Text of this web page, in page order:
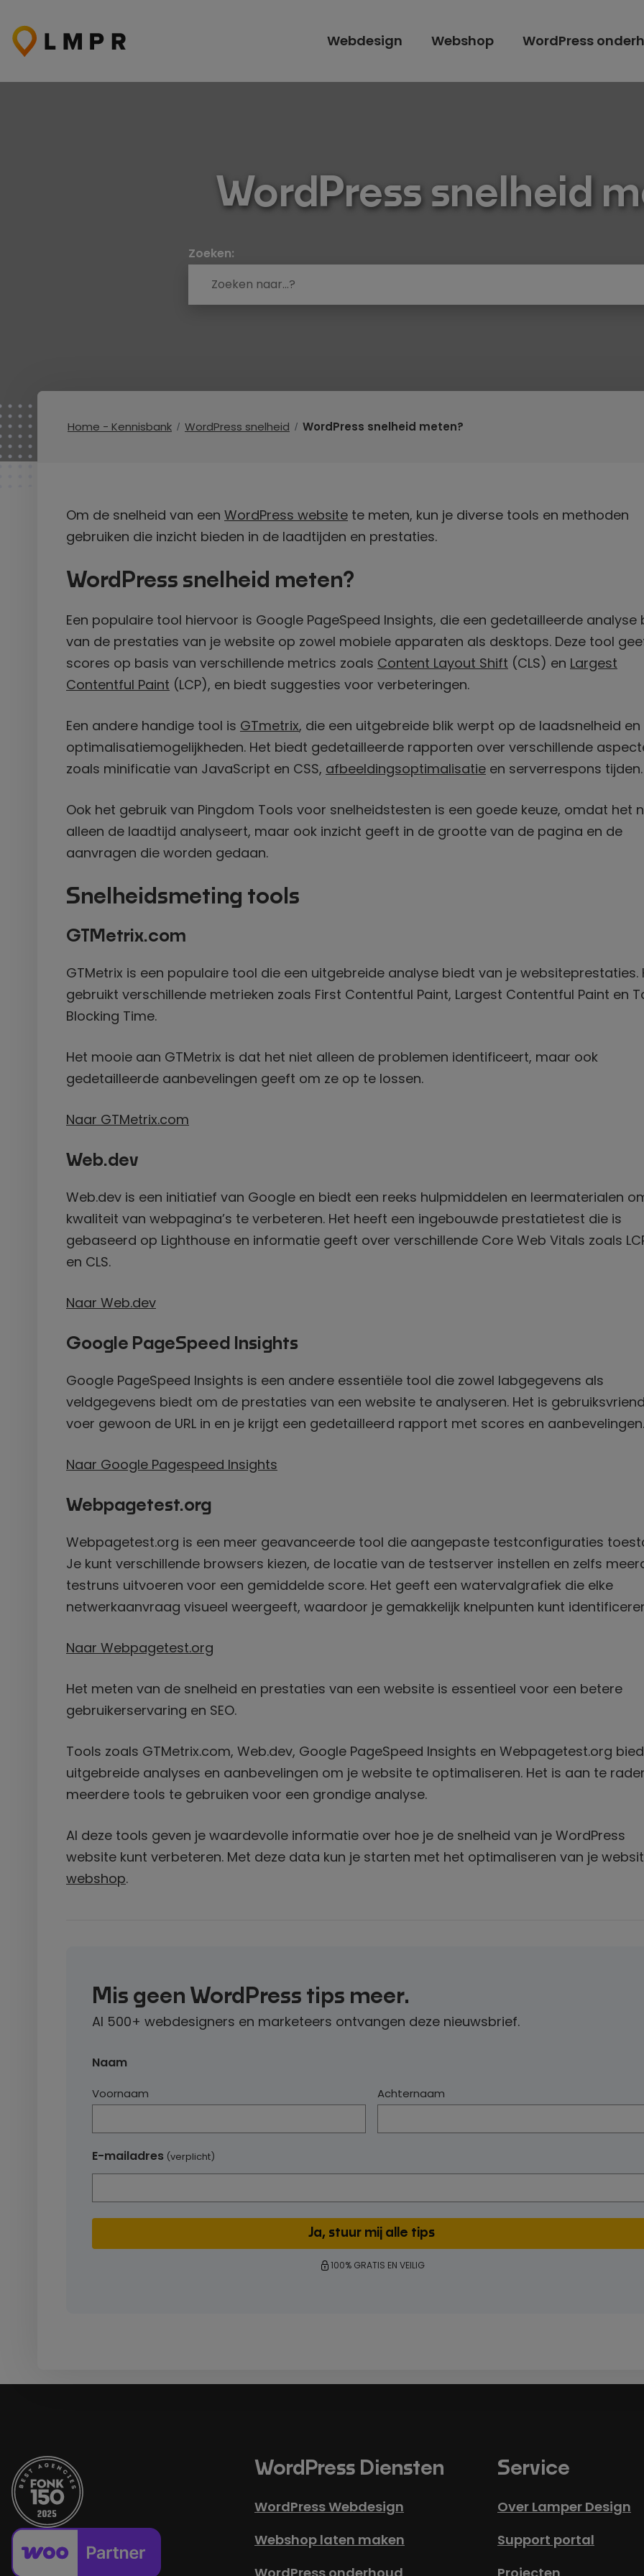
naar
de
Webdesign Webshop WordPress
WordPress snelheid
Zoeken:
Home - Kennisbank WordPress snelheid WordPress snelheid meten?
Om de snelheid van een WordPress website te meten, kun je diverse tools en methoden
gebruiken die inzicht bieden in de laadtijden en prestaties.
WordPress snelheid meten?
Een populaire tool hiervoor is Google PageSpeed Insights, die een gedetailleerde analyse
van de prestaties van je website op zowel mobiele apparaten als desktops. Deze tool
scores op basis van verschillende metrics zoals Content Layout Shift (CLS) en Largest
Contentful Paint (LCP), en biedt suggesties voor verbeteringen.
Een andere handige tool is GTmetrix, die een uitgebreide blik werpt op de laadsnelheid en
optimalisatiemogelijkheden. Het biedt gedetailleerde rapporten over verschillende
zoals minificatie van JavaScript en CSS, afbeeldingsoptimalisatie en serverrespons tijden.
Ook het gebruik van Pingdom Tools voor snelheidstesten is een goede keuze, omdat het
alleen de laadtijd analyseert, maar ook inzicht geeft in de grootte van de pagina en de
aanvragen die worden gedaan.
Snelheidsmeting tools
GTMetrix.com
GTMetrix is een populaire tool die een uitgebreide analyse biedt van je websiteprestaties.
gebruikt verschillende metrieken zoals First Contentful Paint, Largest Contentful Paint en
Blocking Time.
Het mooie aan GTMetrix is dat het niet alleen de problemen identificeert, maar ook
gedetailleerde aanbevelingen geeft om ze op te lossen.
Naar GTMetrix.com
Web.dev
Web.dev is een initiatief van Google en biedt een reeks hulpmiddelen en leermaterialen
kwaliteit van webpagina’s te verbeteren. Het heeft een ingebouwde prestatietest die is
gebaseerd op Lighthouse en informatie geeft over verschillende Core Web Vitals zoals
en CLS.
Naar Web.dev
Google PageSpeed Insights
Google PageSpeed Insights is een andere essentiële tool die zowel labgegevens als
veldgegevens biedt om de prestaties van een website te analyseren. Het is
voer gewoon de URL in en je krijgt een gedetailleerd rapport met scores en aanbevelingen.
Naar Google Pagespeed Insights
Webpagetest.org
Webpagetest.org is een meer geavanceerde tool die aangepaste testconfiguraties
Je kunt verschillende browsers kiezen, de locatie van de testserver instellen en zelfs
testruns uitvoeren voor een gemiddelde score. Het geeft een watervalgrafiek die elke
netwerkaanvraag visueel weergeeft, waardoor je gemakkelijk knelpunten kunt
Naar Webpagetest.org
Het meten van de snelheid en prestaties van een website is essentieel voor een betere
gebruikerservaring en SEO.
Tools zoals GTMetrix.com, Web.dev, Google PageSpeed Insights en Webpagetest.org
uitgebreide analyses en aanbevelingen om je website te optimaliseren. Het is aan te
meerdere tools te gebruiken voor een grondige analyse.
Al deze tools geven je waardevolle informatie over hoe je de snelheid van je WordPress
website kunt verbeteren. Met deze data kun je starten met het optimaliseren van je
webshop.
Mis geen WordPress tips meer.
Al 500+ webdesigners en marketeers ontvangen deze nieuwsbrief.
Naam
Voornaam Achternaam
E-mailadres (verplicht)
100% GRATIS EN VEILIG
WordPress Diensten
WordPress Webdesign
Webshop laten maken
Service
Over Lamper Design
Support portal